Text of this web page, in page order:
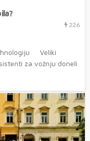
226
Veliki
za vožnju doneli